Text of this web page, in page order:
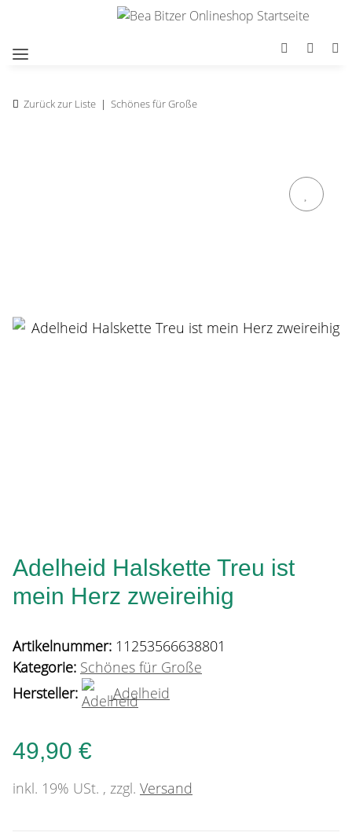
Zurück zur Liste Schönes für Große
Adelheid Halskette Treu ist
mein Herz zweireihig
Artikelnummer: 11253566638801
Kategorie: Schönes für Große
Hersteller:
Adelheid
49,90 €
inkl. 19% USt. , zzgl. Versand